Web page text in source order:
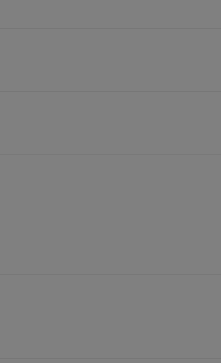
ยเฉพาะบุคคลจ๊ะ ไม่ได้ร้ายไปทั่วนะ
ยมาร้ายกับX10 อะไรประมาณนั้น555